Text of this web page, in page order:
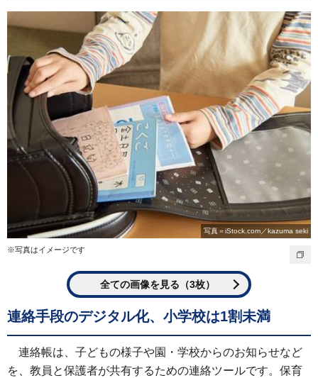
写真＝iStock.com／kazuma seki
※写真はイメージです
全ての画像を見る（3枚）
連絡手段のデジタル化、小学校は1割未満
連絡帳は、子どもの様子や園・学校からのお知らせなど
を、教員と保護者が共有するための連絡ツールです。保育